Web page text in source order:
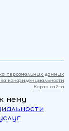
персональных данных
конфиденциальности
Карта сайта
нему